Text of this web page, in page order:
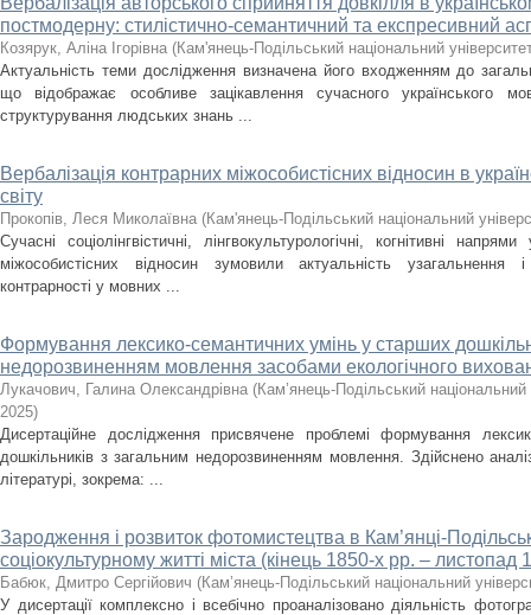
постмодерну: стилістично-семантичний та експресивний
Козярук, Аліна Ігорівна (Кам'янець-Подільський національний
Актуальність теми дослідження визначена його входженням до
що відображає особливе зацікавлення сучасного українського
структурування людських знань ...
Вербалізація контрарних міжособистісних відносин в
світу
Прокопів, Леся Миколаївна (Кам'янець-Подільський національний
Сучасні соціолінгвістичні, лінгвокультурологічні, когнітивні
міжособистісних відносин зумовили актуальність узагальнення
контрарності у мовних ...
Формування лексико-семантичних умінь у старших
недорозвиненням мовлення засобами екологічного
Лукачович, Галина Олександрівна (Кам’янець-Подільський національний
2025)
Дисертаційне дослідження присвячене проблемі формування
дошкільників з загальним недорозвиненням мовлення. Здійснено
літературі, зокрема: ...
Зародження і розвиток фотомистецтва в Кам’янці-
соціокультурному житті міста (кінець 1850-х рр. – листопад
Бабюк, Дмитро Сергійович (Кам’янець-Подільський національний
У дисертації комплексно і всебічно проаналізовано діяльність